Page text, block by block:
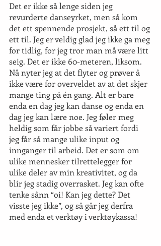
Det er ikke så lenge siden jeg
revurderte danseyrket, men så kom
det ett spennende prosjekt, så ett til og
ett til. Jeg er veldig glad jeg ikke ga meg
for tidlig, for jeg tror man må være litt
seig. Det er ikke 60-meteren, liksom.
Nå nyter jeg at det flyter og prøver å
ikke være for overveldet av at det skjer
mange ting på én gang. Alt er bare
enda en dag jeg kan danse og enda en
dag jeg kan lære noe. Jeg føler meg
heldig som får jobbe så variert fordi
jeg får så mange ulike input og
innganger til arbeid. Det er som om
ulike mennesker tilrettelegger for
ulike deler av min kreativitet, og da
blir jeg stadig overrasket. Jeg kan ofte
tenke sånn “oi! Kan jeg dette? Det
visste jeg ikke”, og så går jeg derfra
med enda et verktøy i verktøykassa!